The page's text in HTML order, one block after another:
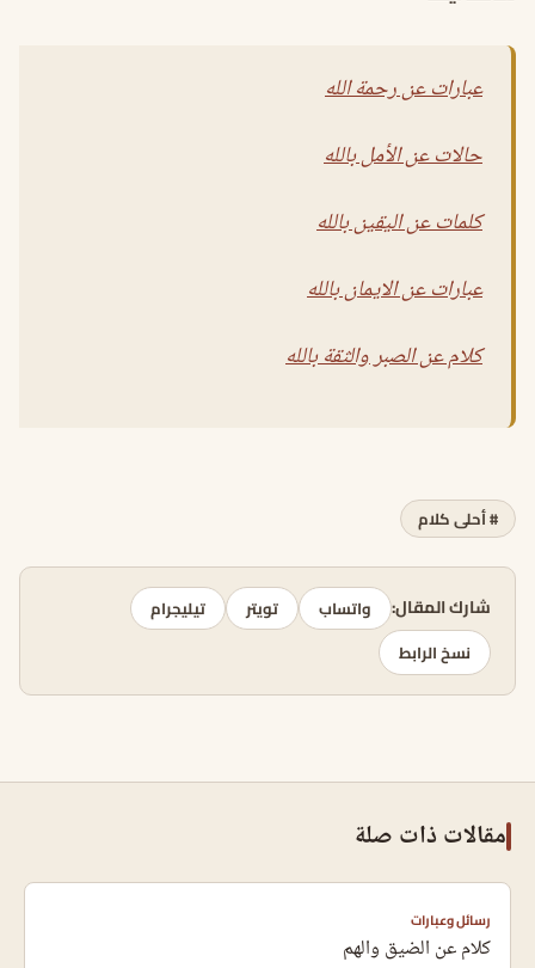
عبارات عن رحمة الله
حالات عن الأمل بالله
كلمات عن اليقين بالله
عبارات عن الايمان بالله
كلام عن الصبر والثقة بالله
# أحلى كلام
شارك المقال: واتساب تويتر
تيليجرام
نسخ الرابط
مقالات ذات صلة
رسائل وعبارات
كلام عن الضيق والهم